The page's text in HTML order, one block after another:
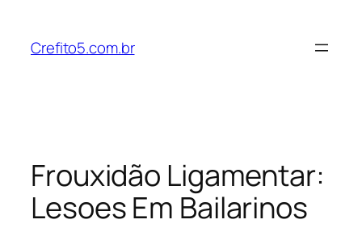
Crefito5.com.br
Frouxidão Ligamentar:
Lesoes Em Bailarinos